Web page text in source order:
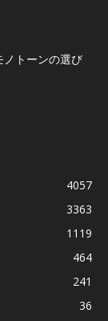
トーンの選び
4057
3363
1119
464
241
36